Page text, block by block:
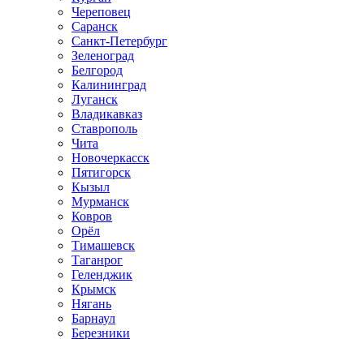
Череповец
Саранск
Санкт-Петербург
Зеленоград
Белгород
Калининград
Луганск
Владикавказ
Ставрополь
Чита
Новочеркасск
Пятигорск
Кызыл
Мурманск
Ковров
Орёл
Тимашевск
Таганрог
Геленджик
Крымск
Нягань
Барнаул
Березники